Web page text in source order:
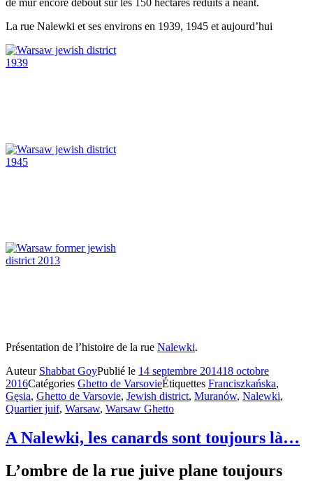
La rue Nalewki et ses environs en 1939, 1945 et aujourd’hui
Présentation de l’histoire de la rue Nalewki.
Auteur Shabbat GoyPublié le 14 septembre 201418 octobre
2016Catégories Ghetto de VarsovieÉtiquettes Franciszkańska,
Gęsia, Ghetto de Varsovie, Jewish district, Muranów, Nalewki,
Quartier juif, Warsaw, Warsaw Ghetto
A Nalewki, les canards sont toujours là…
L’ombre de la rue juive plane toujours